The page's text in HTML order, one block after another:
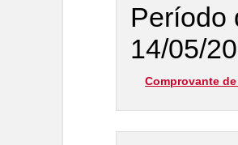
Período
14/05/
Comprovante